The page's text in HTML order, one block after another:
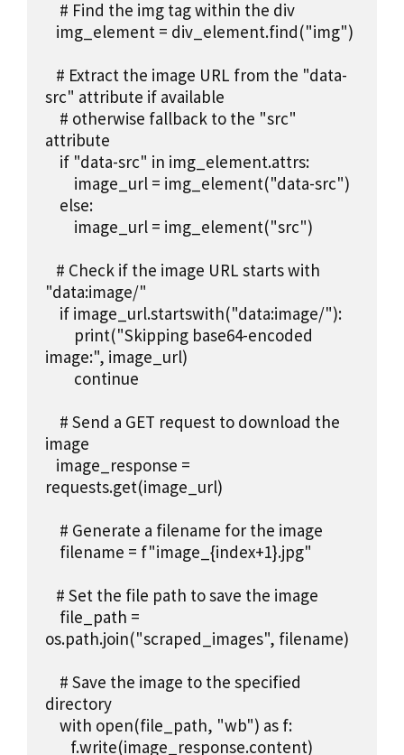
# Find the img tag within the div
img_element = div_element.find("img")
# Extract the image URL from the "data-
src" attribute if available
# otherwise fallback to the "src"
attribute
if "data-src" in img_element.attrs:
image_url = img_element("data-src")
else:
image_url = img_element("src")
# Check if the image URL starts with
"data:image/"
if image_url.startswith("data:image/"):
print("Skipping base64-encoded
image:", image_url)
continue
# Send a GET request to download the
image
image_response =
requests.get(image_url)
# Generate a filename for the image
filename = f"image_{index+1}.jpg"
# Set the file path to save the image
file_path =
os.path.join("scraped_images", filename)
# Save the image to the specified
directory
with open(file_path, "wb") as f:
f.write(image_response.content)